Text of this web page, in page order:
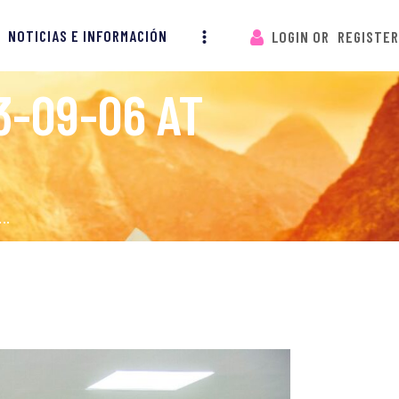
NOTICIAS E INFORMACIÓN LOGIN OR REGISTER
09-06 AT